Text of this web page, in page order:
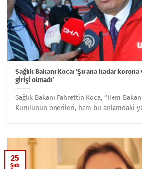
Sağlık Bakanı Koca: ‘Şu ana kadar
girişi olmadı’
Sağlık Bakanı Fahrettin Koca, “Hem
Kurulunun önerileri, hem bu anlamdaki
25
Şub